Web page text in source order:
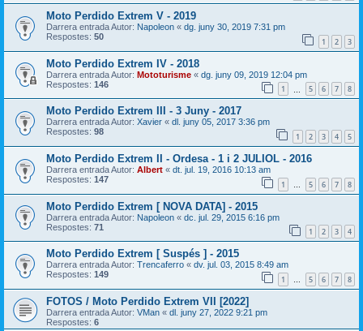
Moto Perdido Extrem V - 2019
Darrera entrada Autor: Napoleon « dg. juny 30, 2019 7:31 pm
Respostes: 50 1 2 3
Moto Perdido Extrem IV - 2018
Darrera entrada Autor: Mototurisme « dg. juny 09, 2019 12:04 pm
Respostes: 146 1 5 6 7 8
Moto Perdido Extrem III - 3 Juny - 2017
Darrera entrada Autor: Xavier « dl. juny 05, 2017 3:36 pm
Respostes: 98 1 2 3 4 5
Moto Perdido Extrem II - Ordesa - 1 i 2 JULIOL - 2016
Darrera entrada Autor: Albert « dt. jul. 19, 2016 10:13 am
Respostes: 147 1 5 6 7 8
Moto Perdido Extrem [ NOVA DATA] - 2015
Darrera entrada Autor: Napoleon « dc. jul. 29, 2015 6:16 pm
Respostes: 71 1 2 3 4
Moto Perdido Extrem [ Suspés ] - 2015
Darrera entrada Autor: Trencaferro « dv. jul. 03, 2015 8:49 am
Respostes: 149 1 … 5 6 7 8
FOTOS / Moto Perdido Extrem VII [2022]
Darrera entrada Autor: VMan « dl. juny 27, 2022 9:21 pm
Respostes: 6